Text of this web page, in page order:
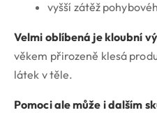
vyšší zátěž
Velmi oblíbená je kloubní
věkem přirozeně klesá
látek v těle.
Pomoci ale může i dalším